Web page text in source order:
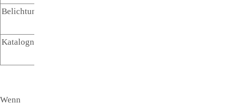
Belichtungszeit:
Katalogname:
Wenn